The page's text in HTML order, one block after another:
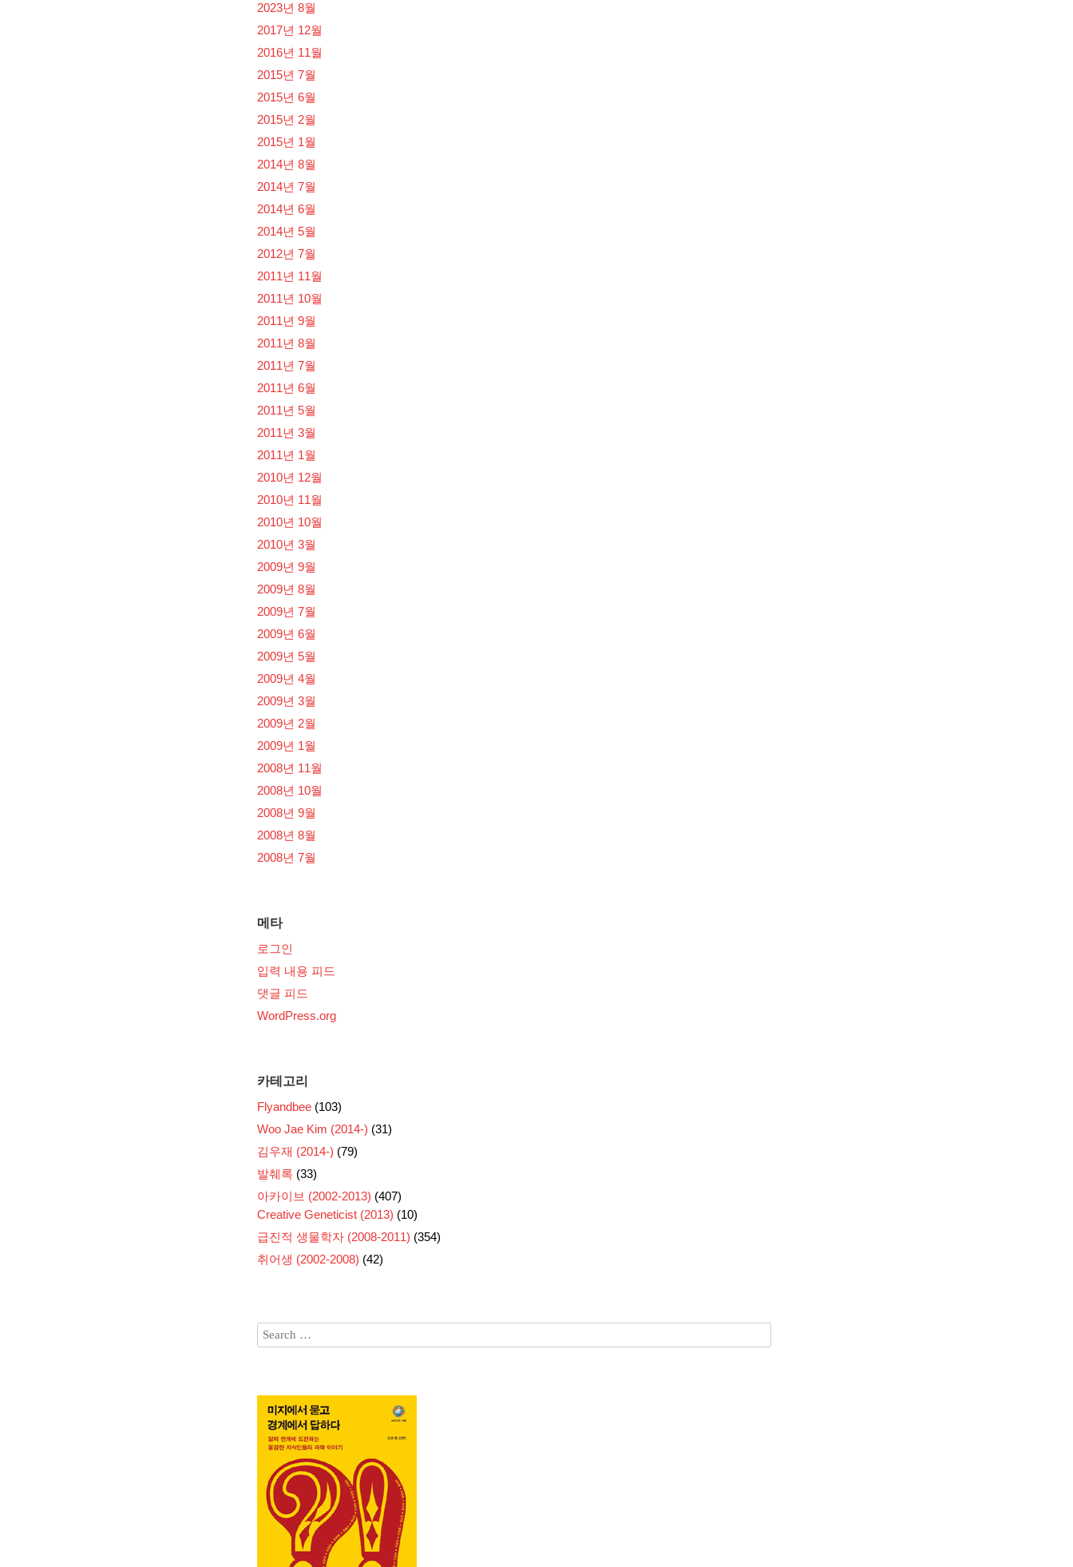
2023년 8월
2017년 12월
2016년 11월
2015년 7월
2015년 6월
2015년 2월
2015년 1월
2014년 8월
2014년 7월
2014년 6월
2014년 5월
2012년 7월
2011년 11월
2011년 10월
2011년 9월
2011년 8월
2011년 7월
2011년 6월
2011년 5월
2011년 3월
2011년 1월
2010년 12월
2010년 11월
2010년 10월
2010년 3월
2009년 9월
2009년 8월
2009년 7월
2009년 6월
2009년 5월
2009년 4월
2009년 3월
2009년 2월
2009년 1월
2008년 11월
2008년 10월
2008년 9월
2008년 8월
2008년 7월
메타
로그인
입력 내용 피드
댓글 피드
WordPress.org
카테고리
Flyandbee (103)
Woo Jae Kim (2014-) (31)
김우재 (2014-) (79)
발췌록 (33)
아카이브 (2002-2013) (407)
Creative Geneticist (2013) (10)
급진적 생물학자 (2008-2011) (354)
취어생 (2002-2008) (42)